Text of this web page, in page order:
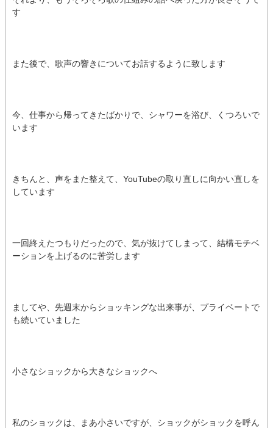
す
また後で、歌声の響きについてお話するように致します
今、仕事から帰ってきたばかりで、シャワーを浴び、くつろいで
います
きちんと、声をまた整えて、YouTubeの取り直しに向かい直しを
しています
一回終えたつもりだったので、気が抜けてしまって、結構モチベ
ーションを上げるのに苦労します
ましてや、先週末からショッキングな出来事が、プライベートで
も続いていました
小さなショックから大きなショックへ
私のショックは、まあ小さいですが、ショックがショックを呼ん